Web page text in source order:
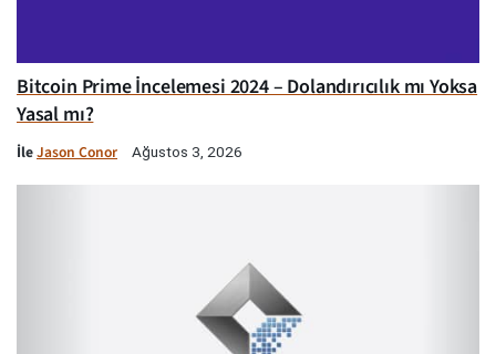
Bitcoin Prime İncelemesi 2024 – Dolandırıcılık mı Yoksa
Yasal mı?
İleJason Conor Ağustos 3, 2026